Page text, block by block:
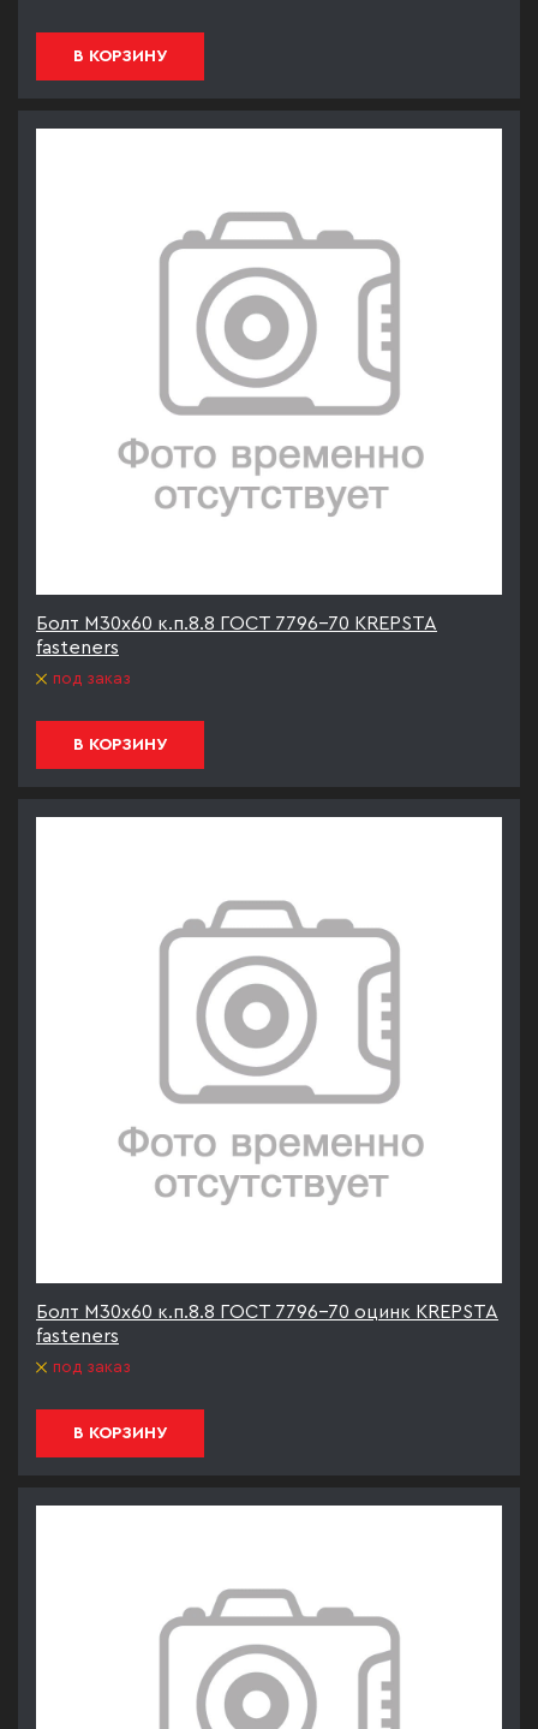
В КОРЗИНУ
Болт М30х60 к.п.8.8 ГОСТ 7796-70 KREPSTA
fasteners
под заказ
В КОРЗИНУ
Болт М30х60 к.п.8.8 ГОСТ 7796-70 оцинк KREPSTA
fasteners
под заказ
В КОРЗИНУ